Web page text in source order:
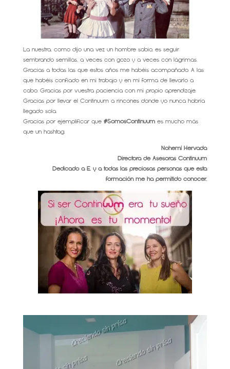
La nuestra, como dijo una vez un hombre sabio, es seguir
sembrando semillas, a veces con gozo y a veces con lágrimas.
Gracias a todas las que estos años me habéis acompañado. A las
que habéis confiado en mi trabajo y en mi forma de llevarlo a
cabo. Gracias por vuestra paciencia con mi propio aprendizaje.
Gracias por llevar el Continuum a rincones donde yo nunca habría
llegado sola.
Gracias por ejemplificar que #SomosContinuumes mucho más
que un hashtag.
Nohemí Hervada
Directora de Asesoras Continuum
Dedicado a E. y a todas las preciosas personas que esta
formación me ha permitido conocer.